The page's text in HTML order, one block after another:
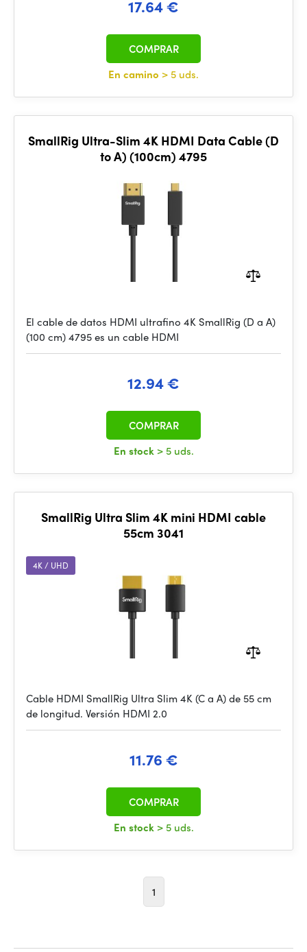
17.64 €
En camino > 5 uds.
COMPRAR
SmallRig Ultra-Slim 4K HDMI Data Cable (D
to A) (100cm) 4795
El cable de datos HDMI ultrafino 4K SmallRig (D a A)
(100 cm) 4795 es un cable HDMI
12.94 €
En stock > 5 uds.
COMPRAR
SmallRig Ultra Slim 4K mini HDMI cable
55cm 3041
4K / UHD
Cable HDMI SmallRig Ultra Slim 4K (C a A) de 55 cm
de longitud. Versión HDMI 2.0
11.76 €
En stock > 5 uds.
COMPRAR
1